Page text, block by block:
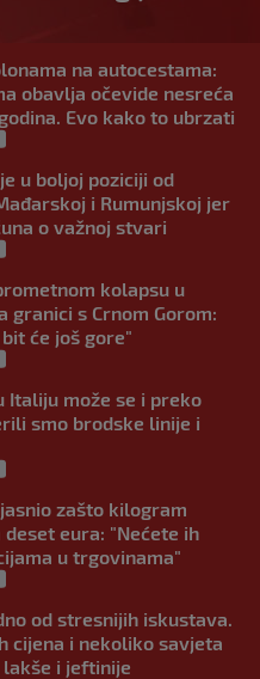
na autocestama:
obavlja očevide nesreća
Evo kako to ubrzati
u boljoj poziciji od
i Rumunjskoj jer
o važnoj stvari
kolapsu u
granici s Crnom Gorom:
će još gore"
Italiju može se i preko
smo brodske linije i
zašto kilogram
eura: "Nećete ih
u trgovinama"
od stresnijih iskustava.
cijena i nekoliko savjeta
lakše i jeftinije